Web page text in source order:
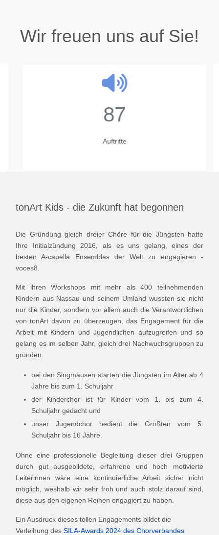
Wir freuen uns auf Sie!
87
Auftritte
tonArt Kids - die Zukunft hat begonnen
Die Gründung gleich dreier Chöre für die Jüngsten hatte
Ihre Initialzündung 2016, als es uns gelang, eines der
besten A-capella Ensembles der Welt zu engagieren -
voces8.
Mit ihren Workshops mit mehr als 400 teilnehmenden
Kindern aus Nassau und seinem Umland wussten sie nicht
nur die Kinder, sondern vor allem auch die Verantwortlichen
von tonArt davon zu überzeugen, das Engagement für die
Arbeit mit Kindern und Jugendlichen aufzugreifen und so
gelang es im selben Jahr, gleich drei Nachwuchsgruppen zu
gründen:
bei den Singmäusen starten die Jüngsten im Alter ab 4
Jahre bis zum 1. Schuljahr
der Kinderchor ist für Kinder vom 1. bis zum 4.
Schuljahr gedacht und
unser Jugendchor bedient die Größten vom 5.
Schuljahr bis 16 Jahre.
Ohne eine professionelle Begleitung dieser drei Gruppen
durch gut ausgebildete, erfahrene und hoch motivierte
Leiterinnen wäre eine kontinuierliche Arbeit sicher nicht
möglich, weshalb wir sehr froh und auch stolz darauf sind,
diese aus den eigenen Reihen engagiert zu haben.
Ein Ausdruck dieses tollen Engagements bildet die
Verleihung des SILA-Awards 2024 des Chorverbandes